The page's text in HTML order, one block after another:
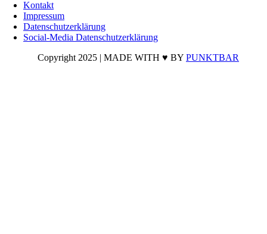
Kontakt
Impressum
Datenschutzerklärung
Social-Media Datenschutzerklärung
Copyright 2025 | MADE WITH ♥ BY PUNKTBAR
oben